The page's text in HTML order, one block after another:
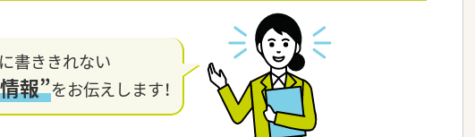
書ききれない
報”をお伝えします！